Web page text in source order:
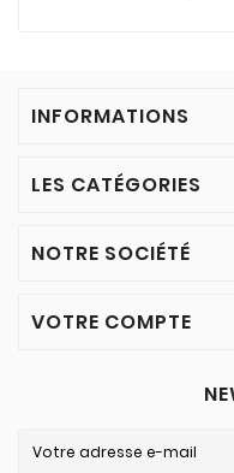
INFORMATIONS
LES CATÉGORIES
NOTRE SOCIÉTÉ
VOTRE COMPTE